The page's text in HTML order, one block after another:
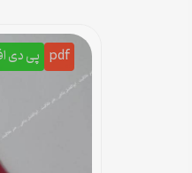
pdf پی دی